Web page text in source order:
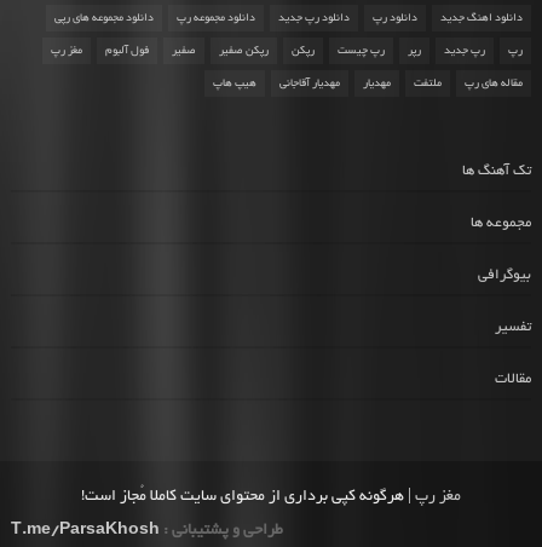
دانلود اهنگ جدید دانلود رپ دانلود رپ جدید دانلود مجموعه رپ دانلود مجموعه های رپی
رپ رپ جدید رپر رپ چیست رپکن رپکن صفیر صفیر فول آلبوم مغز رپ
مقاله های رپ ملتفت مهدیار مهدیار آقاجانی هیپ هاپ
تک آهنگ ها
مجموعه ها
بیوگرافی
تفسیر
مقالات
مغز رپ | هرگونه کپی برداری از محتوای سایت کاملا مُجاز است!
طراحی و پشتیبانی : T.me/ParsaKhosh